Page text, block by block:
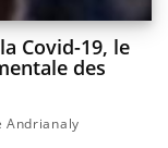
Covid-19, le
des
Andrianaly